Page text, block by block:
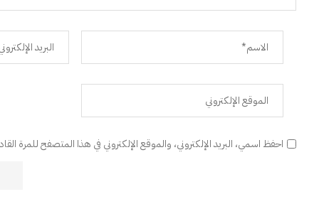
احفظ اسمي، البريد الإلكتروني، والموقع الإلكتروني في هذا المتصفح للمرة